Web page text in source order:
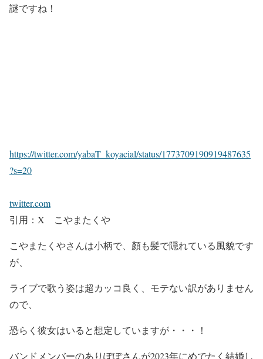
謎ですね！
https://twitter.com/yabaT_koyacial/status/1773709190919487635
?s=20
twitter.com
引用：X こやまたくや
こやまたくやさんは小柄で、顏も髪で隠れている風貌です
が、
ライブで歌う姿は超カッコ良く、 モテない訳がありません
ので、
恐らく彼女はいると想定していますが・・・！
バンドメンバーのありぽぽさんが2023年にめでたく結婚し